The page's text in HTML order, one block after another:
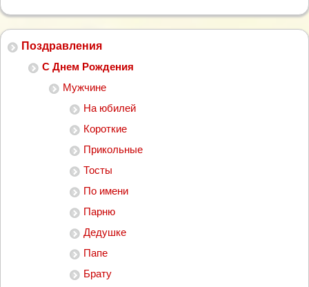
Поздравления
С Днем Рождения
Мужчине
На юбилей
Короткие
Прикольные
Тосты
По имени
Парню
Дедушке
Папе
Брату